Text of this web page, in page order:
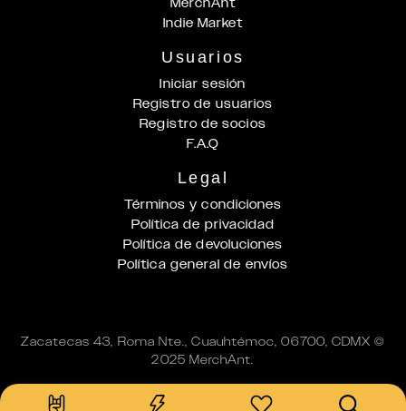
Indie Market
Usuarios
Iniciar sesión
Registro de usuarios
Registro de socios
F.A.Q
Legal
Términos y condiciones
Política de privacidad
Política de devoluciones
Política general de envíos
Zacatecas 43, Roma Nte., Cuauhtémoc, 06700, CDMX ©
2025 MerchAnt.